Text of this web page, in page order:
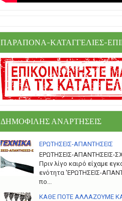
ΠΑΡΑΠΟΝΑ-ΚΑΤΑΓΓΕΛΙΕΣ-
ΔΗΜΟΦΙΛΗΣ ΑΝΑΡΤΗΣΕΙΣ
ΕΡΩΤΗΣΕΙΣ-ΑΠΑΝΤΗΣΕΙΣ
ΕΡΩΤΗΣΕΙΣ-ΑΠΑΝΤΗΣΕΙΣ-
Πριν λίγο καιρό είχαμε
ενότητα 'ΕΡΩΤΗΣΕΙΣ-
πο...
ΚΑΘΕ ΠΟΤΕ ΑΛΛΑΖΟΥΜΕ